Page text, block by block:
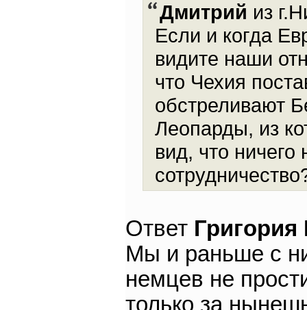
Дмитрий из
Если и когда
видите наши
что Чехия
обстреливают
Леопарды, из
вид, что
Ответ
Мы и раньше с
немцев не
только за